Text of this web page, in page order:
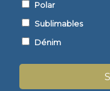
Polar
Sublimables
Dénim
Frisa Invisible
Sublimable Abierta
Mostrar detalles